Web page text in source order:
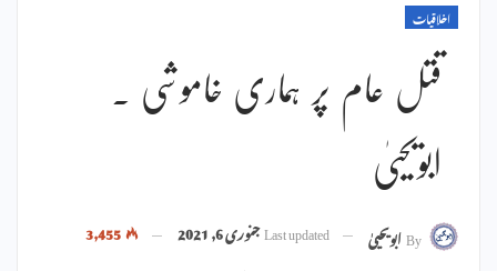
اخلاقیات
قتل عام پر ہماری خاموشی ۔
ابویحییٰ
Byابویحییٰ Last updatedجنوری 6, 2021